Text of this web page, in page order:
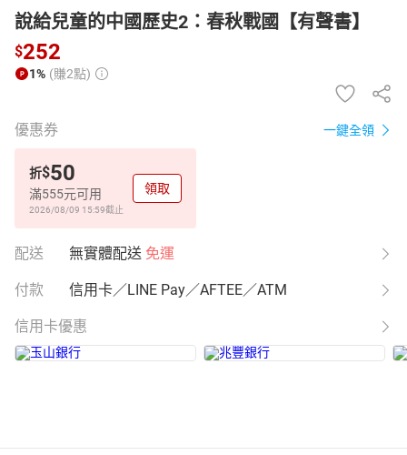
說給兒童的中國歷史2：春秋戰國【有聲書】
$252
1% (賺2點)
優惠券 一鍵全領
折$50
滿555元可用
2026/08/09 15:59截止
領取
配送 無實體配送 免運
付款 信用卡／LINE Pay／AFTEE／ATM
信用卡優惠